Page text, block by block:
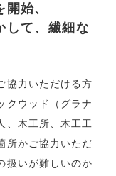
始、
して、繊細な
協力いただける方
クウッド（グラナ
、木工所、木工工
所かご協力いただ
扱いが難しいのか